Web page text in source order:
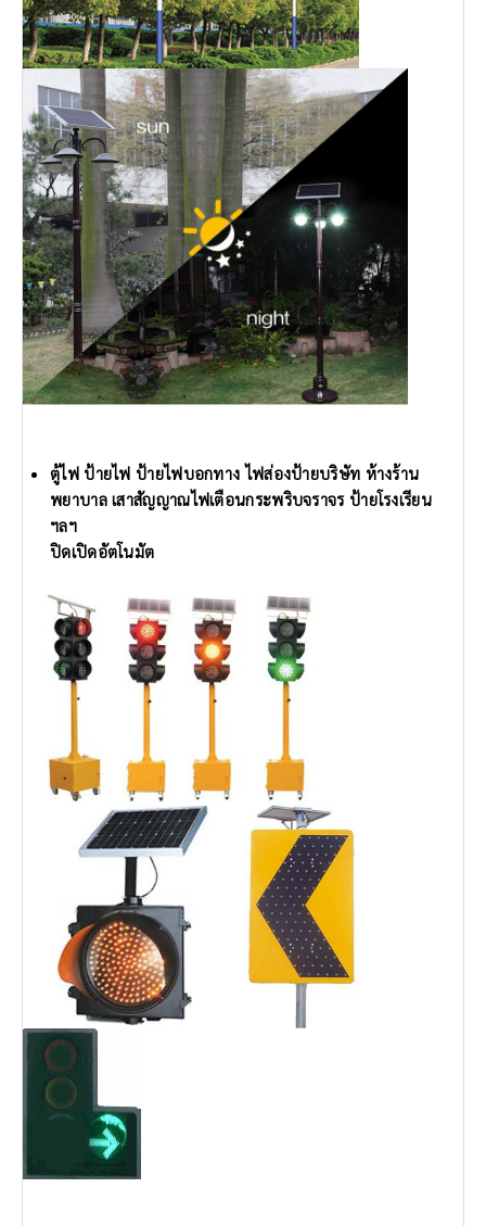
ตู้ไฟ ป้ายไฟ ป้ายไฟบอกทาง ไฟส่องป้ายบริษัท ห้างร้าน
พยาบาลเสาสัญญาณไฟเตือนกระพริบจราจร ป้ายโรงเรียน
ฯลฯ
ปิดเปิดอัตโนมัต